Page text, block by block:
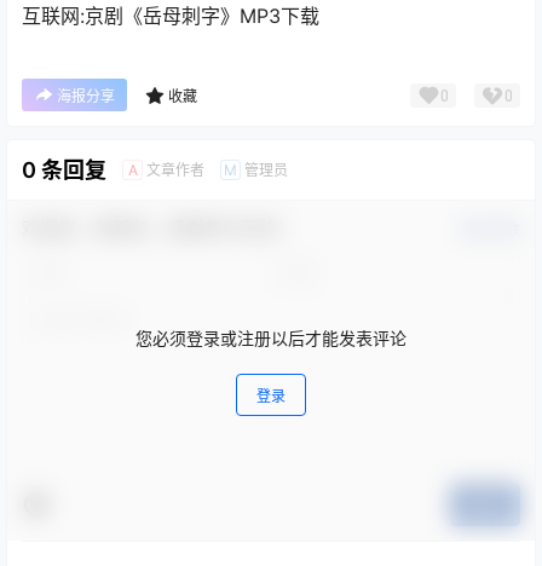
互联网:京剧《岳母刺字》MP3下载
海报分享 收藏 0 0
0 条回复 A 文章作者 M 管理员
您必须登录或注册以后才能发表评论
登录